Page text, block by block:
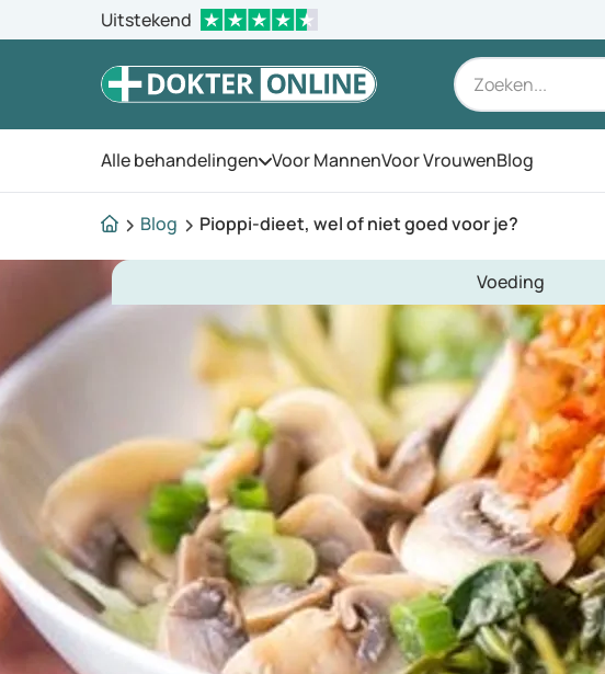
Uitstekend
Alle behandelingen Open het menu
Voor MannenVoor VrouwenBlog
Blog Pioppi-dieet, wel of niet goed voor je?
Voeding